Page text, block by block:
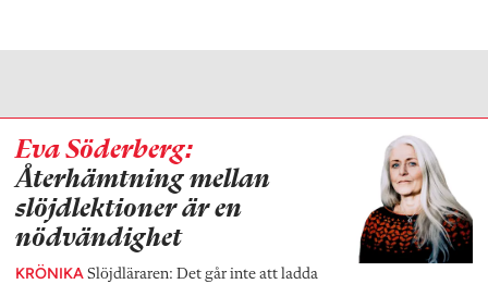
Eva Söderberg:
Återhämtning mellan
slöjdlektioner är en
nödvändighet
KRÖNIKA Slöjdläraren: Det går inte att ladda